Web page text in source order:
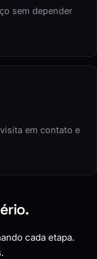
sem depender
em contato e
cada etapa.